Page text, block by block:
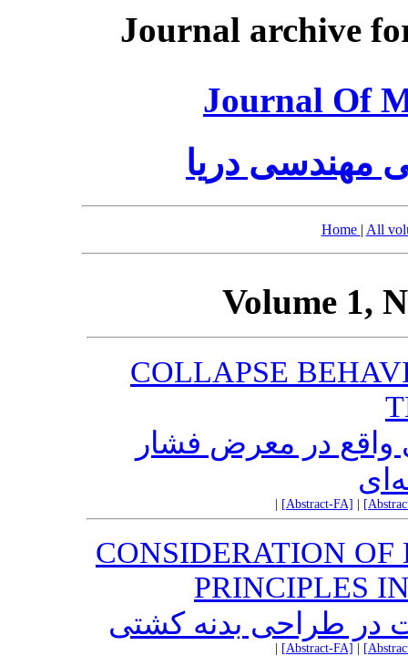
Journal archive
Journal Of
مهندسی دریا
Home | All
Volume 1,
COLLAPSE
واقع در معرض فشار
[Abstract-FA]
CONSIDERATION OF
PRINCIPLES
در طراحی بدنه کشتی
[Abstract-FA]